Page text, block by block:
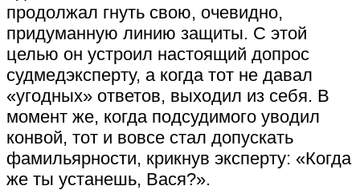
продолжал гнуть свою, очевидно,
придуманную линию защиты. С этой
целью он устроил настоящий допрос
судмедэксперту, а когда тот не давал
«угодных» ответов, выходил из себя. В
момент же, когда подсудимого уводил
конвой, тот и вовсе стал допускать
фамильярности, крикнув эксперту: «Когда
же ты устанешь, Вася?».